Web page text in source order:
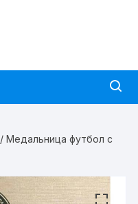
/ Медальница футбол с